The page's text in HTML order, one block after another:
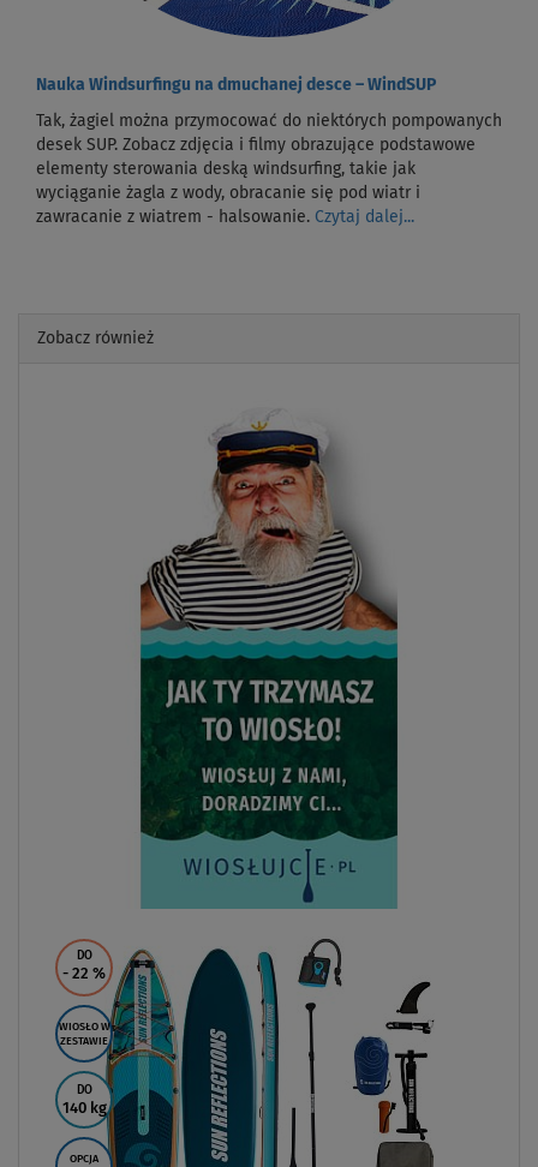
Nauka Windsurfingu na dmuchanej desce – WindSUP
Tak, żagiel można przymocować do niektórych pompowanych
desek SUP. Zobacz zdjęcia i filmy obrazujące podstawowe
elementy sterowania deską windsurfing, takie jak
wyciąganie żagla z wody, obracanie się pod wiatr i
zawracanie z wiatrem - halsowanie. Czytaj dalej...
Zobacz również
DO
- 22 %
WIOSŁO W
ZESTAWIE
DO
140 kg
OPCJA